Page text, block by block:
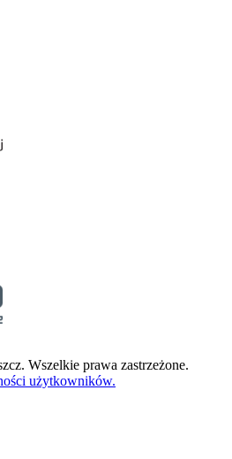
Wszelkie prawa zastrzeżone.
użytkowników.